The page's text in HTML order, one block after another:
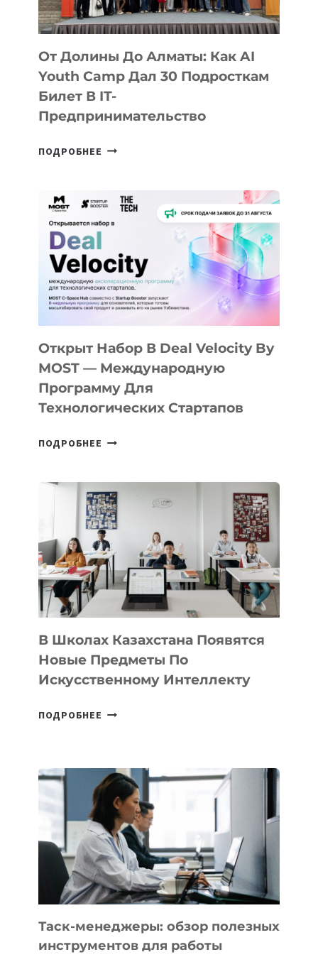
От Долины До Алматы: Как AI
Youth Camp Дал 30 Подросткам
Билет В IT-
Предпринимательство
ПОДРОБНЕЕ ОТ
АЛМАТЫ:
КАК
AI
YOUTH
CAMP
ДАЛ
30
ПОДРОСТКАМ
БИЛЕТ
В
ПРЕДПРИНИМАТЕЛЬСТВО
Открыт Набор В Deal Velocity By
MOST — Международную
Программу Для
Технологических Стартапов
ПОДРОБНЕЕ ОТКРЫТ
DEAL
VELOCITY
BY
MOST
—
МЕЖДУНАРОДНУЮ
ПРОГРАММУ
ДЛЯ
ТЕХНОЛОГИЧЕСКИХ
В Школах Казахстана Появятся
Новые Предметы По
Искусственному Интеллекту
ПОДРОБНЕЕ
НОВЫЕ
ПРЕДМЕТЫ
ПО
ИСКУССТВЕННОМУ
ИНТЕЛЛЕКТУ
Таск-менеджеры: обзор полезных
инструментов для работы